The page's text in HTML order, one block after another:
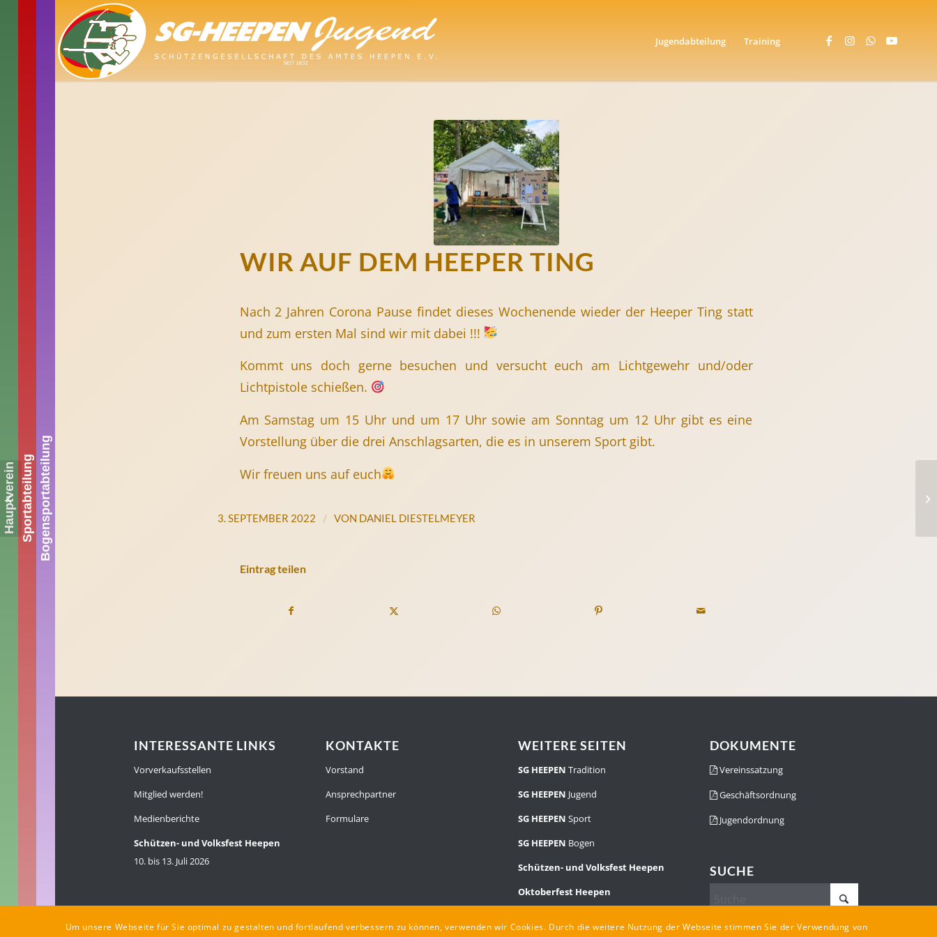
HauptvereinSportabteilungBogensportabteilung
Jugendabteilung Training
WIR AUF DEM HEEPER TING
Nach 2 Jahren Corona Pause findet dieses Wochenende wieder der Heeper Ting statt
und zum ersten Mal sind wir mit dabei !!!
Kommt uns doch gerne besuchen und versucht euch am Lichtgewehr und/oder
Lichtpistole schießen.
Am Samstag um 15 Uhr und um 17 Uhr sowie am Sonntag um 12 Uhr gibt es eine
Vorstellung über die drei Anschlagsarten, die es in unserem Sport gibt.
Wir freuen uns auf euch
3. SEPTEMBER 2022 / VON DANIEL DIESTELMEYER
Eintrag teilen
INTERESSANTE LINKS
Vorverkaufsstellen
Mitglied werden!
Medienberichte
Schützen- und Volksfest Heepen
10. bis 13. Juli 2026
KONTAKTE
Vorstand
Ansprechpartner
Formulare
WEITERE SEITEN
SG HEEPEN Tradition
SG HEEPEN Jugend
SG HEEPEN Sport
SG HEEPEN Bogen
Schützen- und Volksfest Heepen
Oktoberfest Heepen
DOKUMENTE
Vereinssatzung
Geschäftsordnung
Jugendordnung
SUCHE
Trainer auf der
Reserve-Bank
Um unsere Webseite für Sie optimal zu gestalten und fortlaufend verbessern zu können, verwenden wir Cookies. Durch die weitere Nutzung der Webseite stimmen Sie der Verwendung von